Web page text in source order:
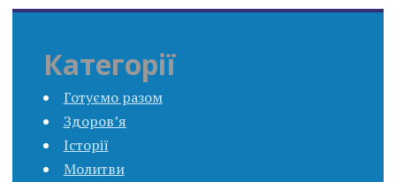
Категорії
Готуємо разом
Здоров’я
Історії
Молитви